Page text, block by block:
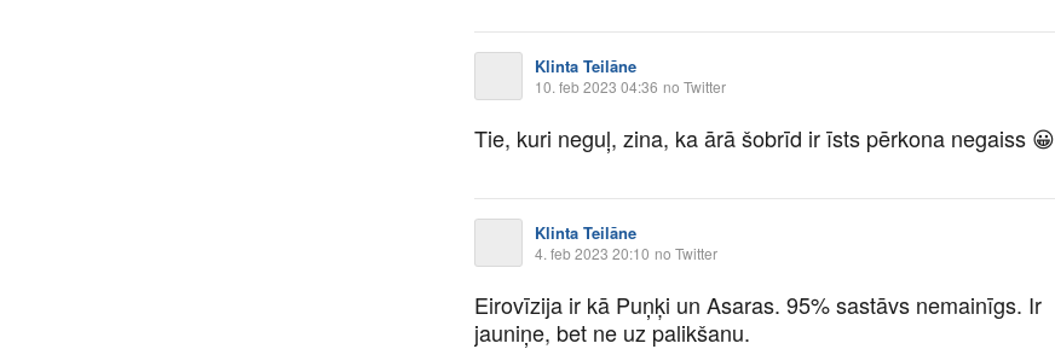
Klinta Teilāne
10. feb 2023 04:36 no Twitter
Tie, kuri neguļ, zina, ka ārā šobrīd ir īsts pērkona negaiss 😀
Klinta Teilāne
4. feb 2023 20:10 no Twitter
Eirovīzija ir kā Puņķi un Asaras. 95% sastāvs nemainīgs. Ir
jauniņe, bet ne uz palikšanu.